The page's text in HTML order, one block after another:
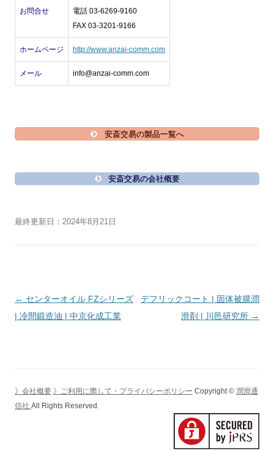
お問合せ
電話 03-6269-9160
FAX 03-3201-9166
ホームページ http://www.anzai-comm.com
メール info@anzai-comm.com
安斎交易の製品一覧へ
安斎交易の会社概要
最終更新日：2024年8月21日
投
稿
シ
← センターオイル FZシリーズ
| 冷間鍛造油 | 中京化成工業
デフリックコート | 固体被膜潤
滑剤 | 川邑研究所 →
》会社概要 》ご利用に際して・プライバシーポリシー Copyright © 潤滑通
信社 All Rights Reserved.